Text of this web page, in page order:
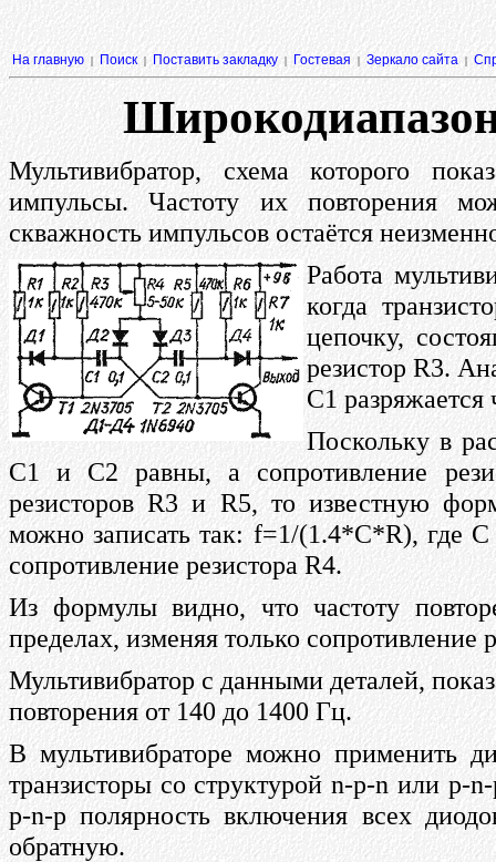
На главную | Поиск | Поставить закладку | Гостевая | Зеркало сайта |
Мультивибратор, схема которого
импульсы. Частоту их повторения
скважность импульсов остаётся
Работа
когда
цепочку,
резистор R3.
С1
Поскольку в
С1 и C2 равны, а сопротивление
резисторов R3 и R5, то известную
можно записать так: f=1/(1.4*C*R), где
сопротивление резистора R4.
Из формулы видно, что частоту
пределах, изменяя только сопротивление
Мультивибратор с данными деталей,
повторения от 140 до 1400 Гц.
В мультивибраторе можно
транзисторы со структурой n-р-n или р-
р-n-р полярность включения всех
обратную.